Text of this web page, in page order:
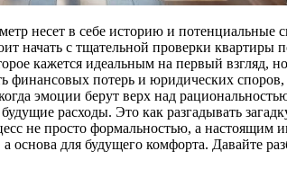
несет в себе историю и
начать с тщательной проверки
кажется идеальным на первый
финансовых потерь и юридических
эмоции берут верх над
расходы. Это как разгадывать
не просто формальностью, а
основа для будущего комфорта. Давайте